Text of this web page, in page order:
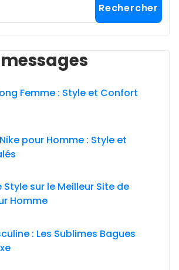
Rechercher
Femme : Style et Confort
pour Homme : Style et
Style sur le Meilleur Site de
Homme
: Les Sublimes Bagues